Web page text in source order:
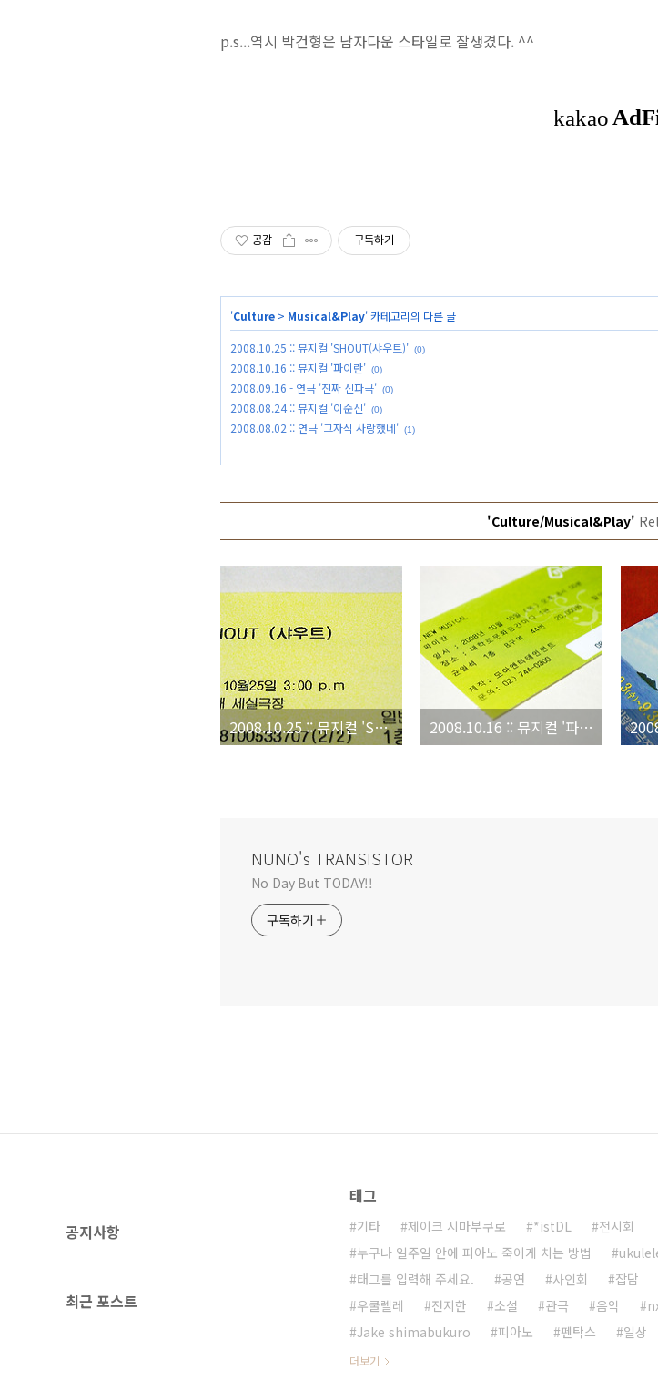
p.s...역시 박건형은 남자다운 스타일로 잘생겼다. ^^
공감 구독하기
'Culture > Musical&Play' 카테고리의 다른 글
2008.10.25 :: 뮤지컬 'SHOUT(샤우트)' (0)
2008.10.16 :: 뮤지컬 '파이란' (0)
2008.09.16 - 연극 '진짜 신파극' (0)
2008.08.24 :: 뮤지컬 '이순신' (0)
2008.08.02 :: 연극 '그자식 사랑했네' (1)
'Culture/Musical&Play'
2008.10.25 :: 뮤지컬 'SHOUT(샤우트)' 2008.10.16 :: 뮤지컬 '파이란'
NUNO's TRANSISTOR
No Day But TODAY!!
구독하기
공지사항
최근 포스트
태그
기타 제이크 시마부쿠로 *istDL
전시회
누구나 일주일 안에 피아노 죽이게 치는 방법
태그를 입력해 주세요.
공연 사인회 잡담
우쿨렐레
전지한 소설 관극 음악
Jake shimabukuro
피아노 펜탁스 일상
더보기